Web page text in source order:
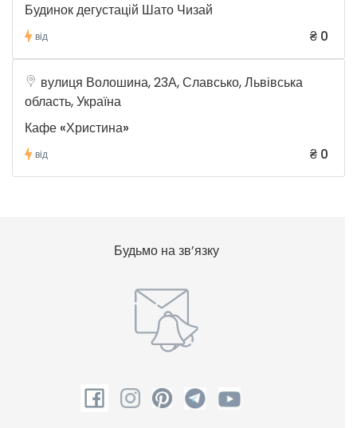
Будинок дегустацій Шато Чизай
від ₴ 0
вулиця Волошина, 23А, Славсько, Львівська
область, Україна
Кафе «Христина»
від ₴ 0
Будьмо на зв’язку